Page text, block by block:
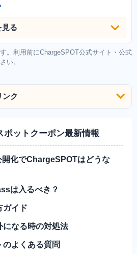
見る
。利用前にChargeSPOT公式サイト・公式
い。
ンク
ポットクーポン最新情報
開化でChargeSPOTはどうな
は入るべき？
ガイド
になる時の対処法
よくある質問